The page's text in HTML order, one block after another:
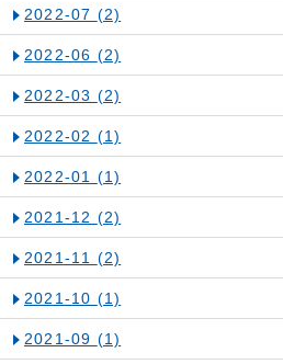
2022-07 (2)
2022-06 (2)
2022-03 (2)
2022-02 (1)
2022-01 (1)
2021-12 (2)
2021-11 (2)
2021-10 (1)
2021-09 (1)